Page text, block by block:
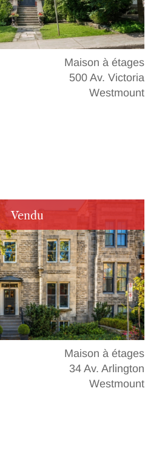
Maison à étages
500 Av. Victoria
Westmount
Maison à étages
34 Av. Arlington
Westmount
Vendu